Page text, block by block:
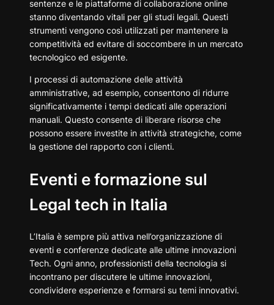
sentenze e le piattaforme di collaborazione online
stanno diventando vitali per gli studi legali. Questi
strumenti vengono così utilizzati per mantenere la
competitività ed evitare di soccombere in un mercato
tecnologico ed esigente.
I processi di automazione delle attività
amministrative, ad esempio, consentono di ridurre
significativamente i tempi dedicati alle operazioni
manuali. Questo consente di liberare risorse che
possono essere investite in attività strategiche, come
la gestione del rapporto con i clienti.
Eventi e formazione sul
Legal tech in Italia
L’Italia è sempre più attiva nell’organizzazione di
eventi e conferenze dedicate alle ultime innovazioni
Tech. Ogni anno, professionisti della tecnologia si
incontrano per discutere le ultime innovazioni,
condividere esperienze e formarsi su temi innovativi.